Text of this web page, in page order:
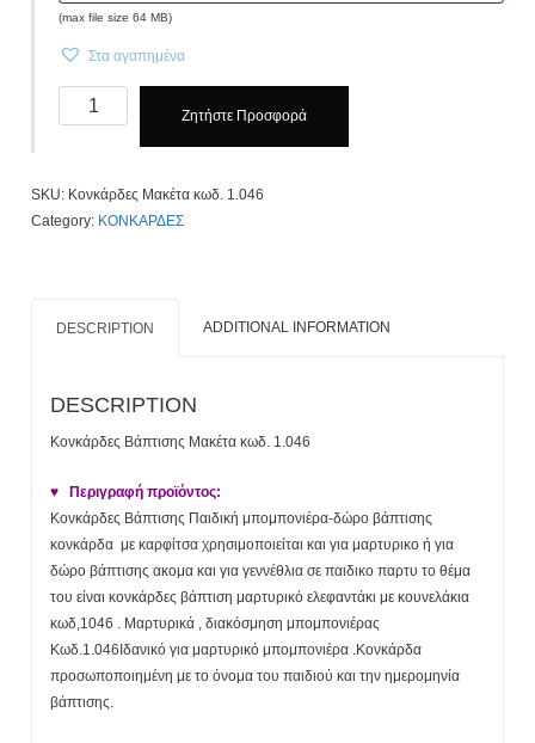
(max file size 64 MB)
Στα αγαπημένα
Κονκάρδες
Βάπτισης
1.046
quantity
Ζητήστε Προσφορά
SKU: Κονκάρδες Μακέτα κωδ. 1.046
Category: ΚΟΝΚΑΡΔΕΣ
DESCRIPTION ADDITIONAL INFORMATION
DESCRIPTION
Κονκάρδες Βάπτισης Μακέτα κωδ. 1.046
♥ Περιγραφή προϊόντος:
Κονκάρδες Βάπτισης Παιδική μπομπονιέρα-δώρο βάπτισης
κονκάρδα με καρφίτσα χρησιμοποιείται και για μαρτυρικο ή για
δώρο βάπτισης ακομα και για γεννέθλια σε παιδικο παρτυ το θέμα
του είναι κονκάρδες βάπτιση μαρτυρικό ελεφαντάκι με κουνελάκια
κωδ,1046 . Μαρτυρικά , διακόσμηση μπομπονιέρας
Κωδ.1.046Ιδανικό για μαρτυρικό μπομπονιέρα .Κονκάρδα
προσωποποιημένη με το όνομα του παιδιού και την ημερομηνία
βάπτισης.